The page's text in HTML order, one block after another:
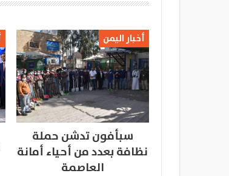
أخبار اليمن
سبأفون تدشن حملة
نظافة بعدد من أحياء أمانة
العاصمة